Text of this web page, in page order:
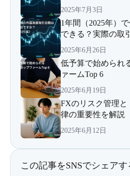
実践ガイド
2025年7月3日
1年間（2025年）で
できる？実際の取
の仕方を解説
2025年6月26日
低予算で始められ
ァームTop 6
2025年6月19日
FXのリスク管理と
律の重要性を解説
2025年6月12日
この記事をSNSでシェアす